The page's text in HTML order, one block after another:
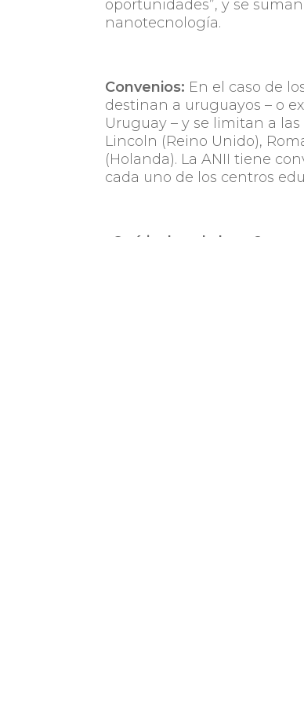
oportunidades”, y se
nanotecnología.
Convenios: En el caso de
destinan a uruguayos – o
Uruguay – y se limitan a
Lincoln (Reino Unido),
(Holanda). La ANII tiene
cada uno de los centros
¿Qué incluye la beca?